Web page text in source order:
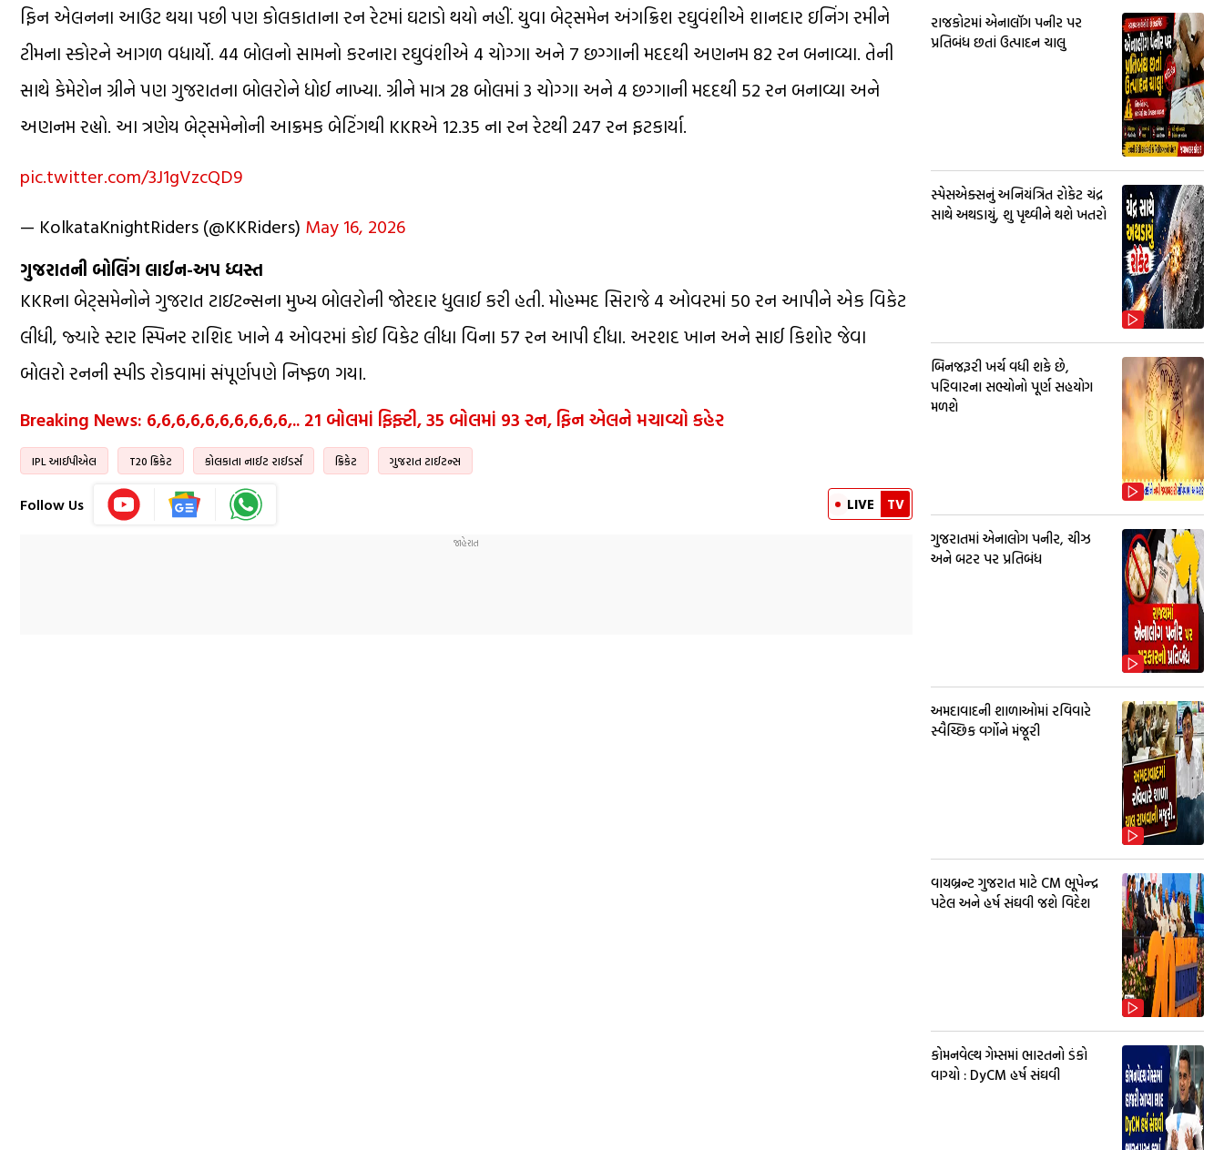
ફિન એલનના આઉટ થયા પછી પણ કોલકાતાના રન રેટમાં ઘટાડો થયો નહીં. યુવા બેટ્સમેન અંગક્રિશ રઘુવંશીએ શાનદાર ઇનિંગ રમીને
ટીમના સ્કોરને આગળ વધાર્યો. 44 બોલનો સામનો કરનારા રઘુવંશીએ 4 ચોગ્ગા અને 7 છગ્ગાની મદદથી અણનમ 82 રન બનાવ્યા. તેની
સાથે કેમેરોન ગ્રીને પણ ગુજરાતના બોલરોને ધોઈ નાખ્યા. ગ્રીને માત્ર 28 બોલમાં 3 ચોગ્ગા અને 4 છગ્ગાની મદદથી 52 રન બનાવ્યા અને
અણનમ રહ્યો. આ ત્રણેય બેટ્સમેનોની આક્રમક બેટિંગથી KKRએ 12.35 ના રન રેટથી 247 રન ફટકાર્યા.
pic.twitter.com/3J1gVzcQD9
— KolkataKnightRiders (@KKRiders) May 16, 2026
ગુજરાતની બોલિંગ લાઈન-અપ ધ્વસ્ત
KKRના બેટ્સમેનોને ગુજરાત ટાઇટન્સના મુખ્ય બોલરોની જોરદાર ધુલાઈ કરી હતી. મોહમ્મદ સિરાજે 4 ઓવરમાં 50 રન આપીને એક વિકેટ
લીધી, જ્યારે સ્ટાર સ્પિનર ​​રાશિદ ખાને 4 ઓવરમાં કોઈ વિકેટ લીધા વિના 57 રન આપી દીધા. અરશદ ખાન અને સાઈ કિશોર જેવા
બોલરો રનની સ્પીડ રોકવામાં સંપૂર્ણપણે નિષ્ફળ ગયા.
Breaking News: 6,6,6,6,6,6,6,6,6,6,.. 21 બોલમાં ફિફ્ટી, 35 બોલમાં 93 રન, ફિન એલને મચાવ્યો કહેર
IPL આઈપીએલ T20 ક્રિકેટ કોલકાતા નાઈટ રાઈડર્સ ક્રિકેટ ગુજરાત ટાઈટન્સ
Follow Us LIVE TV
રાજકોટમાં એનાલૉગ પનીર પર
પ્રતિબંધ છતાં ઉત્પાદન ચાલુ
સ્પેસએક્સનું અનિયંત્રિત રોકેટ ચંદ્ર
સાથે અથડાયું, શુ પૃથ્વીને થશે ખતરો
બિનજરૂરી ખર્ચ વધી શકે છે,
પરિવારના સભ્યોનો પૂર્ણ સહયોગ
મળશે
ગુજરાતમાં એનાલોગ પનીર, ચીઝ
અને બટર પર પ્રતિબંધ
અમદાવાદની શાળાઓમાં રવિવારે
સ્વૈચ્છિક વર્ગોને મંજૂરી
વાયબ્રન્ટ ગુજરાત માટે CM ભૂપેન્દ્ર
પટેલ અને હર્ષ સંઘવી જશે વિદેશ
કોમનવેલ્થ ગેમ્સમાં ભારતનો ડંકો
વાગ્યો : DyCM હર્ષ સંઘવી